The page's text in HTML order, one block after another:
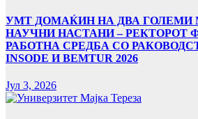
УMТ ДОМАЌИН НА ДВА ГОЛЕМИ
НАУЧНИ НАСТАНИ – РЕКТОРОТ
РАБОТНА СРЕДБА СО
INSODE И BEMTUR 2026
Јул 3, 2026